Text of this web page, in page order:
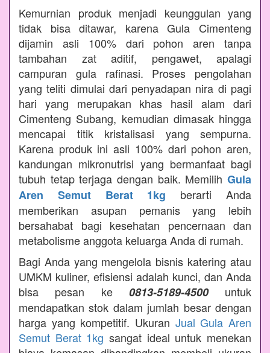
Kemurnian produk menjadi keunggulan yang
tidak bisa ditawar, karena Gula Cimenteng
dijamin asli 100% dari pohon aren tanpa
tambahan zat aditif, pengawet, apalagi
campuran gula rafinasi. Proses pengolahan
yang teliti dimulai dari penyadapan nira di pagi
hari yang merupakan khas hasil alam dari
Cimenteng Subang, kemudian dimasak hingga
mencapai titik kristalisasi yang sempurna.
Karena produk ini asli 100% dari pohon aren,
kandungan mikronutrisi yang bermanfaat bagi
tubuh tetap terjaga dengan baik. Memilih Gula
Aren Semut Berat 1kg berarti Anda
memberikan asupan pemanis yang lebih
bersahabat bagi kesehatan pencernaan dan
metabolisme anggota keluarga Anda di rumah.
Bagi Anda yang mengelola bisnis katering atau
UMKM kuliner, efisiensi adalah kunci, dan Anda
bisa pesan ke 0813-5189-4500untuk
mendapatkan stok dalam jumlah besar dengan
harga yang kompetitif. Ukuran Jual Gula Aren
Semut Berat 1kg sangat ideal untuk menekan